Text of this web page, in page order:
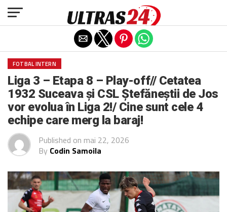
FOTBAL INTERN
Liga 3 – Etapa 8 – Play-off// Cetatea
1932 Suceava și CSL Ștefăneștii de Jos
vor evolua în Liga 2!/ Cine sunt cele 4
echipe care merg la baraj!
Published on mai 22, 2026
By Codin Samoila
Exit mobile version